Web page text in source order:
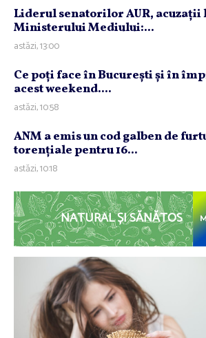
Liderul senatorilor AUR, acuzaţii
Ministerului Mediului:...
astăzi, 13:00
Ce poţi face în Bucureşti şi în
acest weekend....
astăzi, 10:58
ANM a emis un cod galben de
torenţiale pentru 16...
astăzi, 10:18
NATURAL ȘI SĂNĂTOS